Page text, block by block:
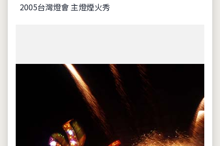
2005台灣燈會 主燈煙火秀